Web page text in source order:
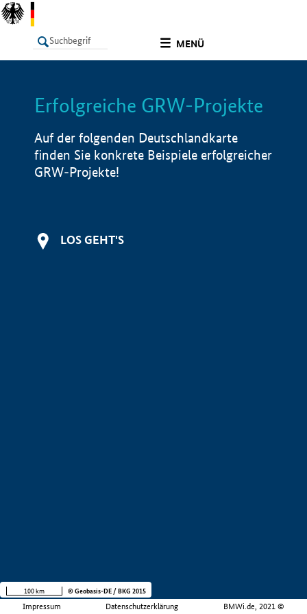
MENÜ
LISTE Info
Erfolgreiche GRW-Projekte
Auf der folgenden Deutschlandkarte
finden Sie konkrete Beispiele erfolgreicher
GRW-Projekte!
LOS GEHT'S
Impressum Datenschutzerklärung BMWi.de, 2021 ©
100 km © Geobasis-DE / BKG 2015